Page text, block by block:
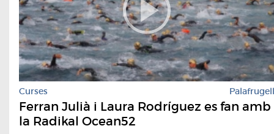
Curses Palafrugell
Ferran Julià i Laura Rodríguez es fan amb
la Radikal Ocean52